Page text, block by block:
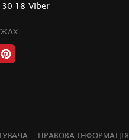
18|Viber
ПРАВОВА ІНФОРМАЦІЯ